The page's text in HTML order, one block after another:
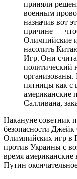
приняли
военным
назначив вот
причине —
Олимпийские
насолить
Игр. Они
политический
организованы.
пятницы как с
американские
Салливана,
Накануне советник
безопасности Джейк
Олимпийских игр в
против Украины с
время
Путин